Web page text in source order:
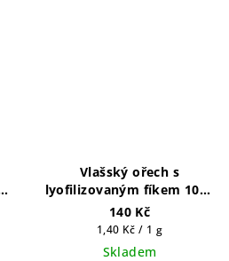
Vlašský ořech s
lyofilizovaným fíkem 100g
(5 porcí)
140 Kč
Měrná
cena:
1,40 Kč / 1 g
Skladem